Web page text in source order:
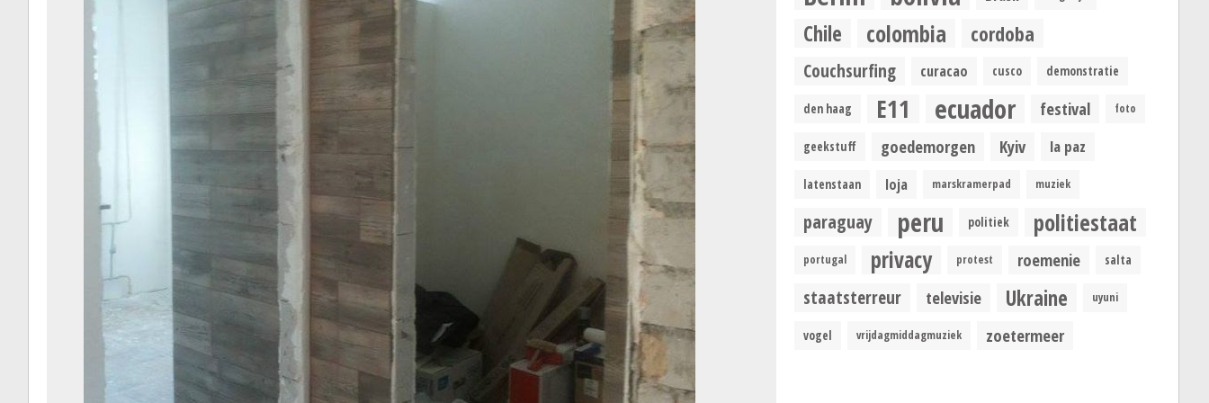
Chile colombia cordoba
Couchsurfing curacao cusco demonstratie
den haag E11 ecuador festival foto
geekstuff goedemorgen Kyiv la paz
latenstaan loja marskramerpad muziek
paraguay peru politiek politiestaat
portugal privacy protest roemenie salta
staatsterreur televisie Ukraine uyuni
vogel vrijdagmiddagmuziek zoetermeer